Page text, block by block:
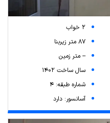
2 خواب
87 متر زیربنا
-- متر زمین
سال ساخت 1402
شماره طبقه: 4
آسانسور: دارد